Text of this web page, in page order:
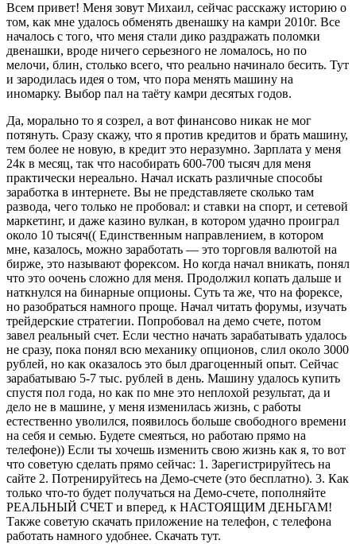
Всем привет! Меня зовут Михаил, сейчас расскажу историю о
том, как мне удалось обменять двенашку на камри 2010г. Все
началось с того, что меня стали дико раздражать поломки
двенашки, вроде ничего серьезного не ломалось, но по
мелочи, блин, столько всего, что реально начинало бесить. Тут
и зародилась идея о том, что пора менять машину на
иномарку. Выбор пал на таёту камри десятых годов.
Да, морально то я созрел, а вот финансово никак не мог
потянуть. Сразу скажу, что я против кредитов и брать машину,
тем более не новую, в кредит это неразумно. Зарплата у меня
24к в месяц, так что насобирать 600-700 тысяч для меня
практически нереально. Начал искать различные способы
заработка в интернете. Вы не представляете сколько там
развода, чего только не пробовал: и ставки на спорт, и сетевой
маркетинг, и даже казино вулкан, в котором удачно проиграл
около 10 тысяч(( Единственным направлением, в котором
мне, казалось, можно заработать — это торговля валютой на
бирже, это называют форексом. Но когда начал вникать, понял
что это оочень сложно для меня. Продолжил копать дальше и
наткнулся на бинарные опционы. Суть та же, что на форексе,
но разобраться намного проще. Начал читать форумы, изучать
трейдерские стратегии. Попробовал на демо счете, потом
завел реальный счет. Если честно начать зарабатывать удалось
не сразу, пока понял всю механику опционов, слил около 3000
рублей, но как оказалось это был драгоценный опыт. Сейчас
зарабатываю 5-7 тыс. рублей в день. Машину удалось купить
спустя пол года, но как по мне это неплохой результат, да и
дело не в машине, у меня изменилась жизнь, с работы
естественно уволился, появилось больше свободного времени
на себя и семью. Будете смеяться, но работаю прямо на
телефоне)) Если ты хочешь изменить свою жизнь как я, то вот
что советую сделать прямо сейчас: 1. Зарегистрируйтесь на
сайте 2. Потренируйтесь на Демо-счете (это бесплатно). 3. Как
только что-то будет получаться на Демо-счете, пополняйте
РЕАЛЬНЫЙ СЧЕТ и вперед, к НАСТОЯЩИМ ДЕНЬГАМ!
Также советую скачать приложение на телефон, с телефона
работать намного удобнее. Скачать тут.